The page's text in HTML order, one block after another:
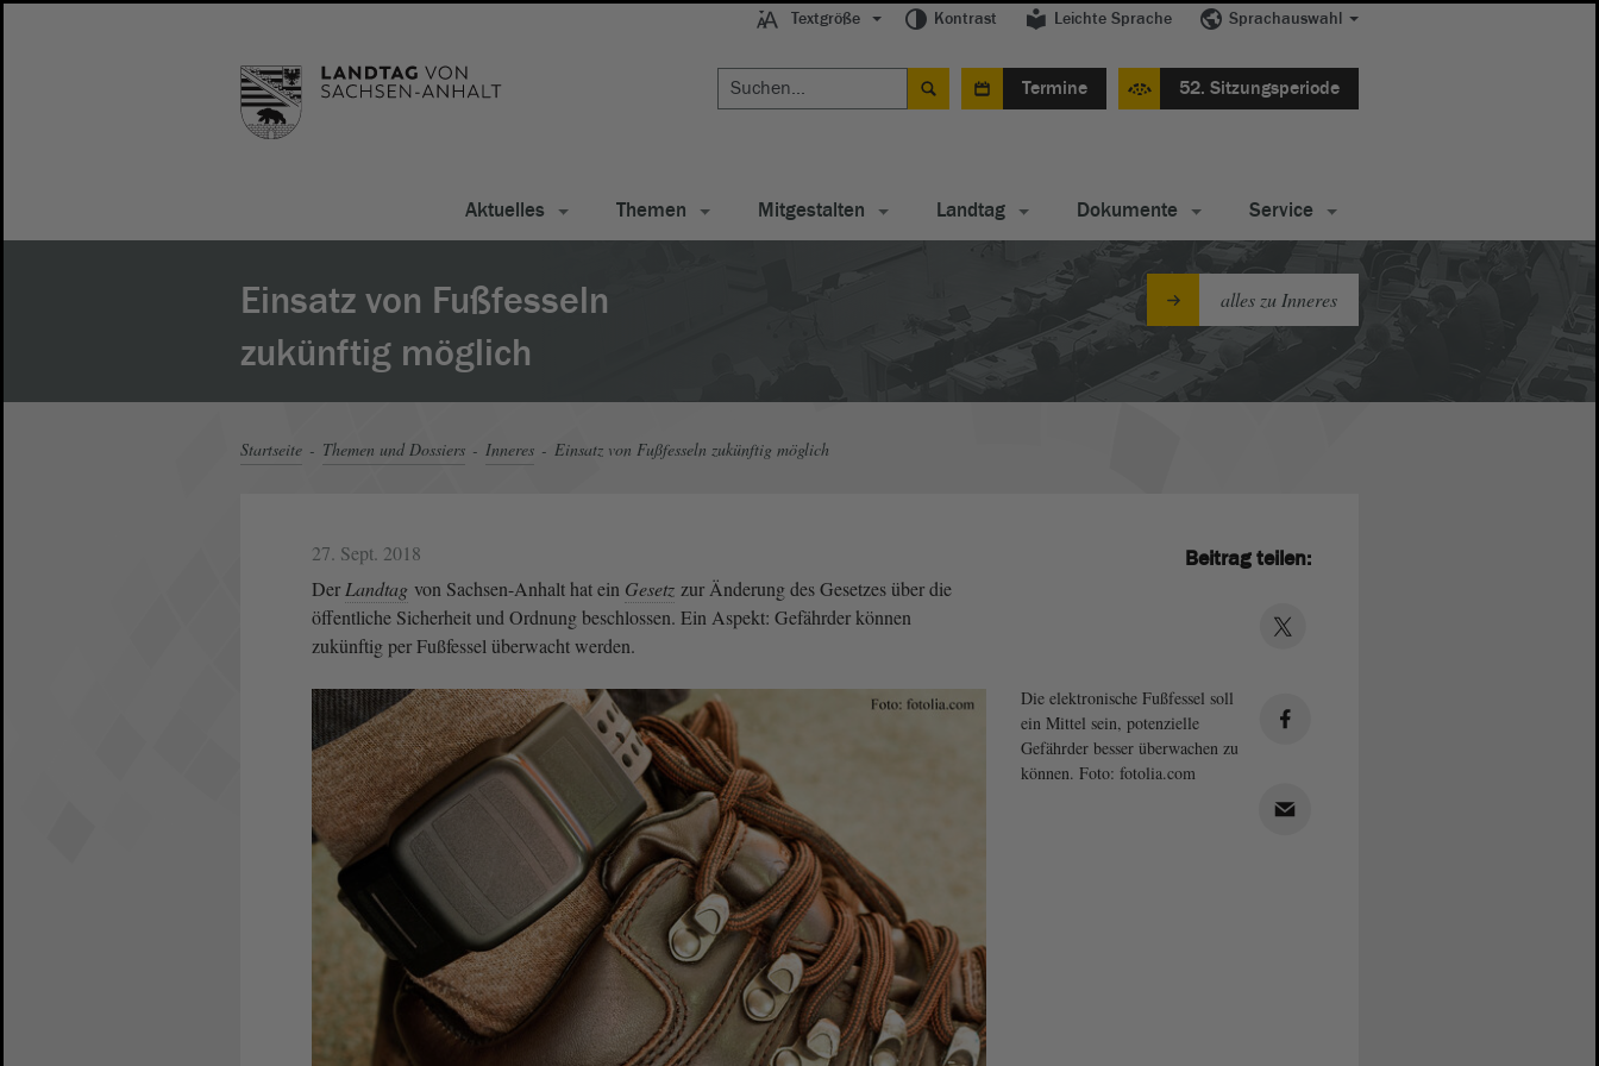
Textgröße Kontrast Leichte Sprache Sprachauswahl
Termine 52. Sitzungsperiode
Aktuelles Themen Mitgestalten Landtag Dokumente Service
Einsatz von Fußfesseln
zukünftig möglich
alles zu Inneres
Startseite Themen und Dossiers Inneres Einsatz von Fußfesseln zukünftig möglich
27. Sept. 2018
Der Landtag von Sachsen-Anhalt hat ein Gesetz zur Änderung des Gesetzes über die
öffentliche Sicherheit und Ordnung beschlossen. Ein Aspekt: Gefährder können
zukünftig per Fußfessel überwacht werden.
Die elektronische Fußfessel soll
ein Mittel sein, potenzielle
Gefährder besser überwachen zu
können. Foto: fotolia.com
Beitrag teilen: